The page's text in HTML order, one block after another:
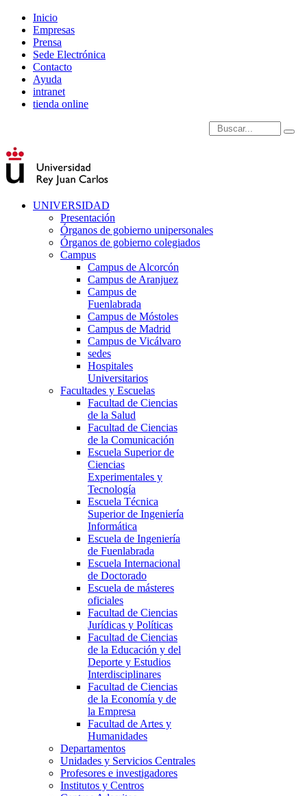
Inicio
Empresas
Prensa
Sede Electrónica
Contacto
Ayuda
intranet
tienda online
Introduce términos de
UNIVERSIDAD
Presentación
Órganos de gobierno unipersonales
Órganos de gobierno colegiados
Campus
Campus de Alcorcón
Campus de Aranjuez
Campus de
Fuenlabrada
Campus de Móstoles
Campus de Madrid
Campus de Vicálvaro
sedes
Hospitales
Universitarios
Facultades y Escuelas
Facultad de Ciencias
de la Salud
Facultad de Ciencias
de la Comunicación
Escuela Superior de
Ciencias
Experimentales y
Tecnología
Escuela Técnica
Superior de Ingeniería
Informática
Escuela de Ingeniería
de Fuenlabrada
Escuela Internacional
de Doctorado
Escuela de másteres
oficiales
Facultad de Ciencias
Jurídicas y Políticas
Facultad de Ciencias
de la Educación y del
Deporte y Estudios
Interdisciplinares
Facultad de Ciencias
de la Economía y de
la Empresa
Facultad de Artes y
Humanidades
Departamentos
Unidades y Servicios Centrales
Profesores e investigadores
Institutos y Centros